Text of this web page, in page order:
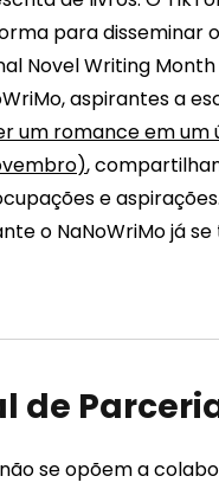
para disseminar
Novel Writing
aspirantes a
um romance em um
,
e
o NaNoWriMo já
de
se opõem a